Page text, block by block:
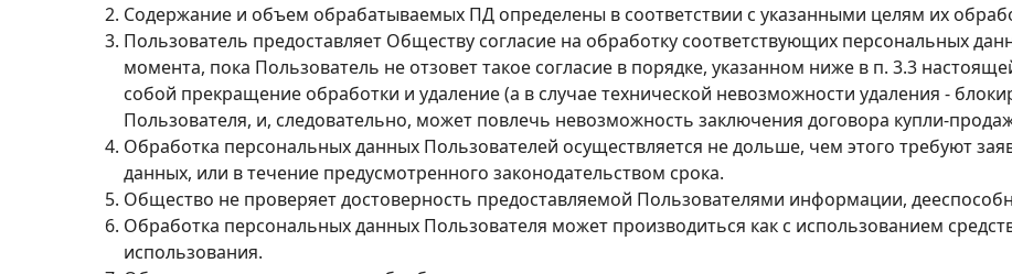
Содержание и объем обрабатываемых ПД определены в соответствии с указанными целям их
Пользователь предоставляет Обществу согласие на обработку соответствующих персональных
момента, пока Пользователь не отзовет такое согласие в порядке, указанном ниже в п. 3.3
собой прекращение обработки и удаление (а в случае технической невозможности удаления -
Пользователя, и, следовательно, может повлечь невозможность заключения договора купли-
Обработка персональных данных Пользователей осуществляется не дольше, чем этого требуют
данных, или в течение предусмотренного законодательством срока.
Общество не проверяет достоверность предоставляемой Пользователями информации,
Обработка персональных данных Пользователя может производиться как с использованием
использования.